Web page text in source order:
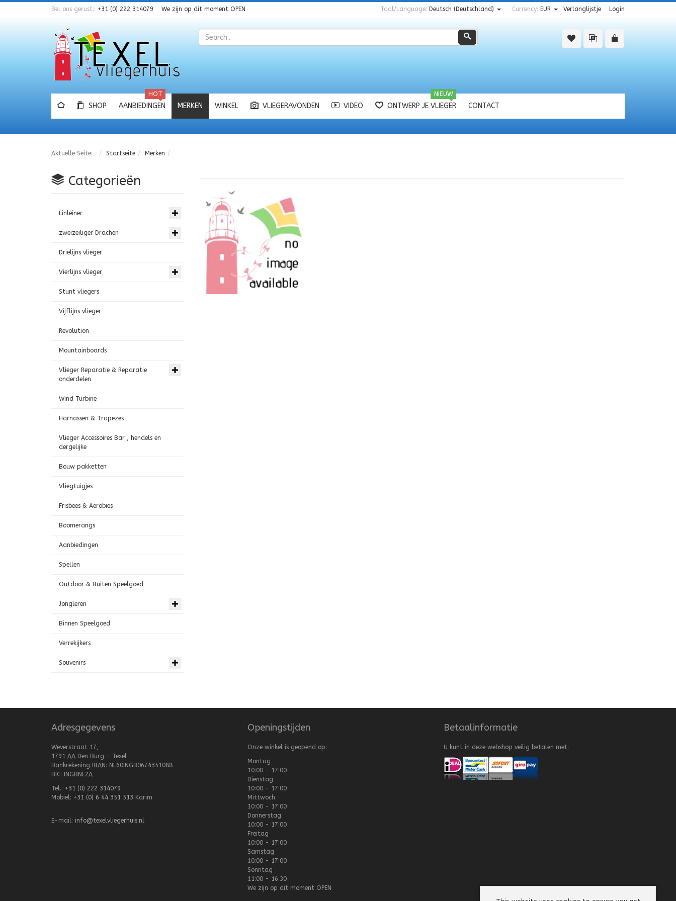
Bel ons gerust:: +31 (0) 222 314079 We zijn op dit moment OPEN Verlanglijstje Login
Currency: EUR
Taal/Language: Deutsch (Deutschland)
Zoeken
Zoeken
SHOP AANBIEDINGEN
HOT
MERKEN WINKEL VLIEGERAVONDEN VIDEO ONTWERP JE VLIEGER
NIEUW
CONTACT
Aktuelle Seite: Startseite Merken
Categorieën
Einleiner
zweizeiliger Drachen
Drielijns vlieger
Vierlijns vlieger
Stunt vliegers
Vijflijns vlieger
Revolution
Mountainboards
Vlieger Reparatie & Reparatie
onderdelen
Wind Turbine
Harnassen & Trapezes
Vlieger Accessoires Bar , hendels en
dergelijke
Bouw pakketten
Vliegtuigjes
Frisbees & Aerobies
Boomerangs
Aanbiedingen
Spellen
Outdoor & Buiten Speelgoed
Jongleren
Binnen Speelgoed
Verrekijkers
Souvenirs
Adresgegevens
Weverstraat 17,
1791 AA Den Burg - Texel
Bankrekening IBAN: NL60INGB0674351088
BIC: INGBNL2A
Tel.: +31 (0) 222 314079
Mobiel: +31 (0) 6 44 351 513 Karim
E-mail: info@texelvliegerhuis.nl
Openingstijden
Onze winkel is geopend op:
Montag
10:00 - 17:00
Dienstag
10:00 - 17:00
Mittwoch
10:00 - 17:00
Donnerstag
10:00 - 17:00
Freitag
10:00 - 17:00
Samstag
10:00 - 17:00
Sonntag
11:00 - 16:30
We zijn op dit moment OPEN
Betaalinformatie
U kunt in deze webshop veilig betalen met: